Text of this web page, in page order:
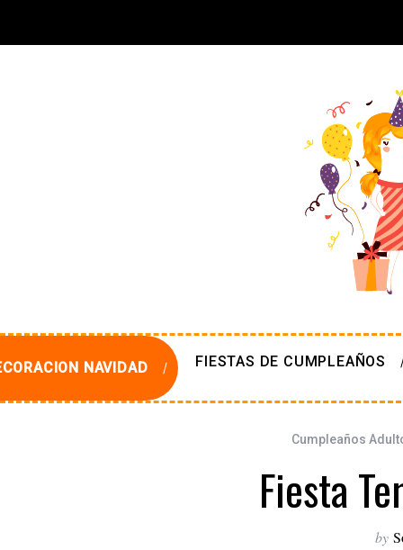
NAVIDAD FIESTAS DE CUMPLEAÑOS
Cumpleaños
Fiesta
by